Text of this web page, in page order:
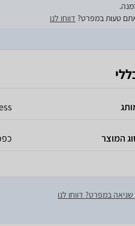
טעות במפרט? דווחו לנו
המוצר
במפרט? דווחו לנו